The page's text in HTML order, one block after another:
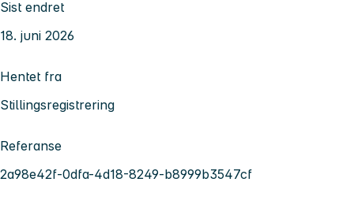
Sist endret
18. juni 2026
Hentet fra
Stillingsregistrering
Referanse
2a98e42f-0dfa-4d18-8249-b8999b3547cf